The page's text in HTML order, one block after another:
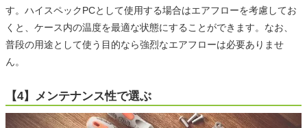
す。ハイスペックPCとして使用する場合はエアフローを考慮してお
くと、ケース内の温度を最適な状態にすることができます。なお、
普段の用途として使う目的なら強烈なエアフローは必要ありませ
ん。
【4】メンテナンス性で選ぶ